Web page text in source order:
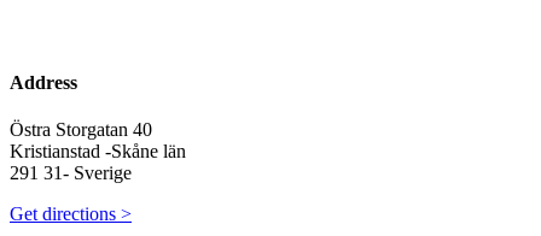
Address
Östra Storgatan 40
Kristianstad -Skåne län
291 31- Sverige
Get directions >